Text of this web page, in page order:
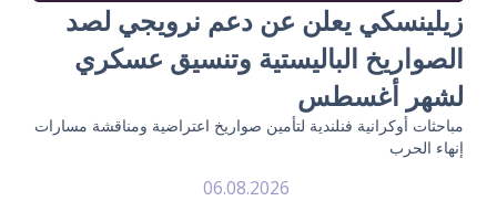
زيلينسكي يعلن عن دعم نرويجي لصد
الصواريخ الباليستية وتنسيق عسكري
لشهر أغسطس
مباحثات أوكرانية فنلندية لتأمين صواريخ اعتراضية ومناقشة مسارات
إنهاء الحرب
06.08.2026